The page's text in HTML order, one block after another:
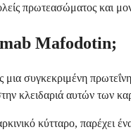
πρωτεασώματος και
Mafodotin;
μια συγκεκριμένη
κλειδαριά αυτών των
κύτταρο, παρέχει